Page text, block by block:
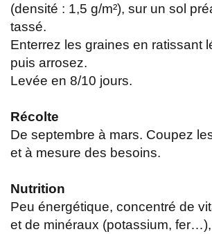
(densité : 1,5 g/m²), sur un sol
tassé.
Enterrez les graines en ratissant
puis arrosez.
Levée en 8/10 jours.
Récolte
De septembre à mars. Coupez
et à mesure des besoins.
Nutrition
Peu énergétique, concentré de
et de minéraux (potassium,